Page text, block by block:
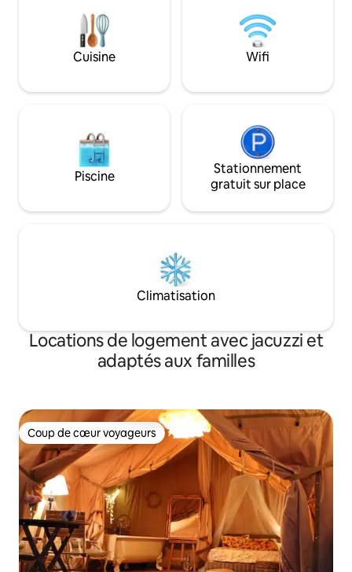
jardin. Vue sur le Conservatoire, la vallée
du Clain, un moment privilégié.
Cuisine Wifi
Piscine
Stationnement
gratuit sur place
Climatisation
Locations de logement avec jacuzzi et
adaptés aux familles
Coup de cœur voyageurs
Coup de cœur voyageurs